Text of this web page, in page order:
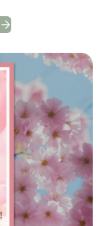
Trauring Special